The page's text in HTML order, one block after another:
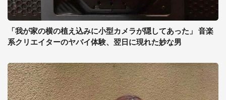
「我が家の横の植え込みに小型カメラが隠してあった」 音楽
系クリエイターのヤバイ体験、翌日に現れた妙な男